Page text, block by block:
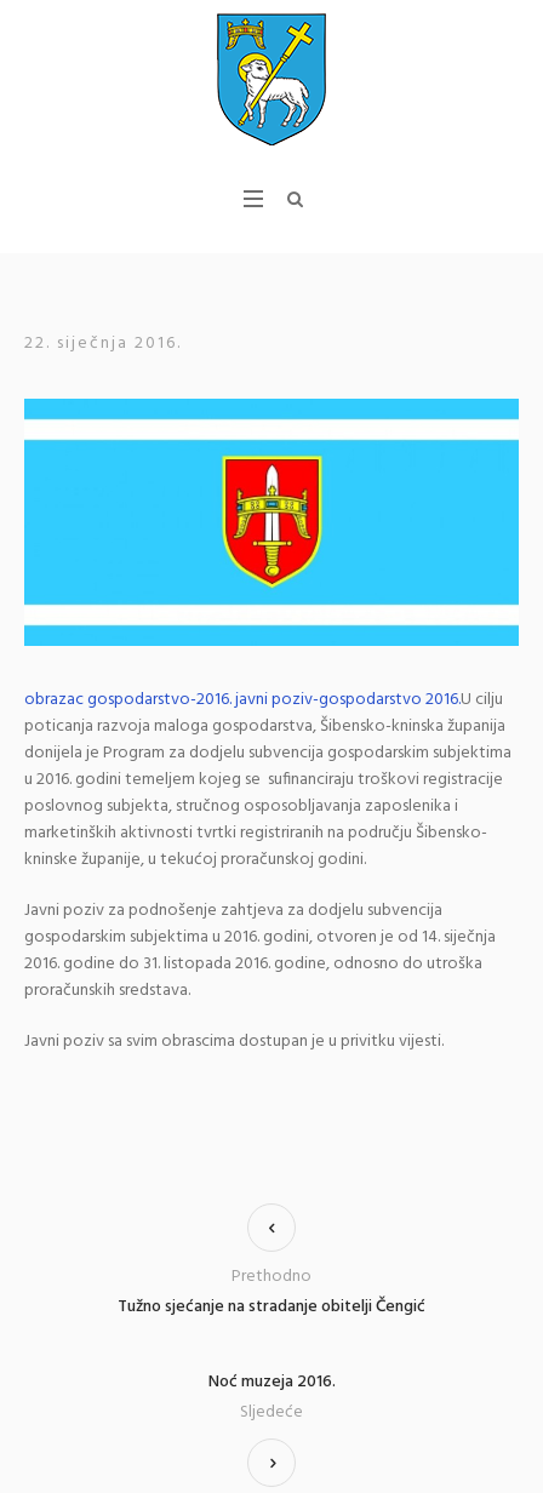
22. siječnja 2016.
obrazac gospodarstvo-2016.javni poziv-gospodarstvo 2016.U cilju
poticanja razvoja maloga gospodarstva, Šibensko-kninska županija
donijela je Program za dodjelu subvencija gospodarskim subjektima
u 2016. godini temeljem kojeg se sufinanciraju troškovi registracije
poslovnog subjekta, stručnog osposobljavanja zaposlenika i
marketinških aktivnosti tvrtki registriranih na području Šibensko-
kninske županije, u tekućoj proračunskoj godini.
Javni poziv za podnošenje zahtjeva za dodjelu subvencija
gospodarskim subjektima u 2016. godini, otvoren je od 14. siječnja
2016. godine do 31. listopada 2016. godine, odnosno do utroška
proračunskih sredstava.
Javni poziv sa svim obrascima dostupan je u privitku vijesti.
Tužno sjećanje na stradanje obitelji Čengić
Prethodno
Noć muzeja 2016.
Sljedeće